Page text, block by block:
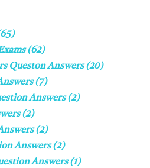
(62)
Queston Answers(20)
(7)
Answers(2)
(2)
(2)
Answers(2)
Answers(1)